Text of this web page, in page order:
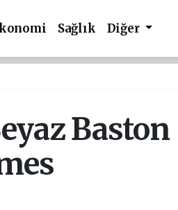
Sağlık Diğer
Baston